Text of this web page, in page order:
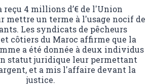
reçu 4 millions d’€ de l'Union
mettre un terme à l'usage nocif de
Les syndicats de pêcheurs
côtiers du Maroc affirme que la
a été donnée à deux individus
statut juridique leur permettant
et a mis l'affaire devant la
justice.